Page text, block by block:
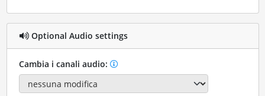
Optional Audio settings
Cambia i canali audio: